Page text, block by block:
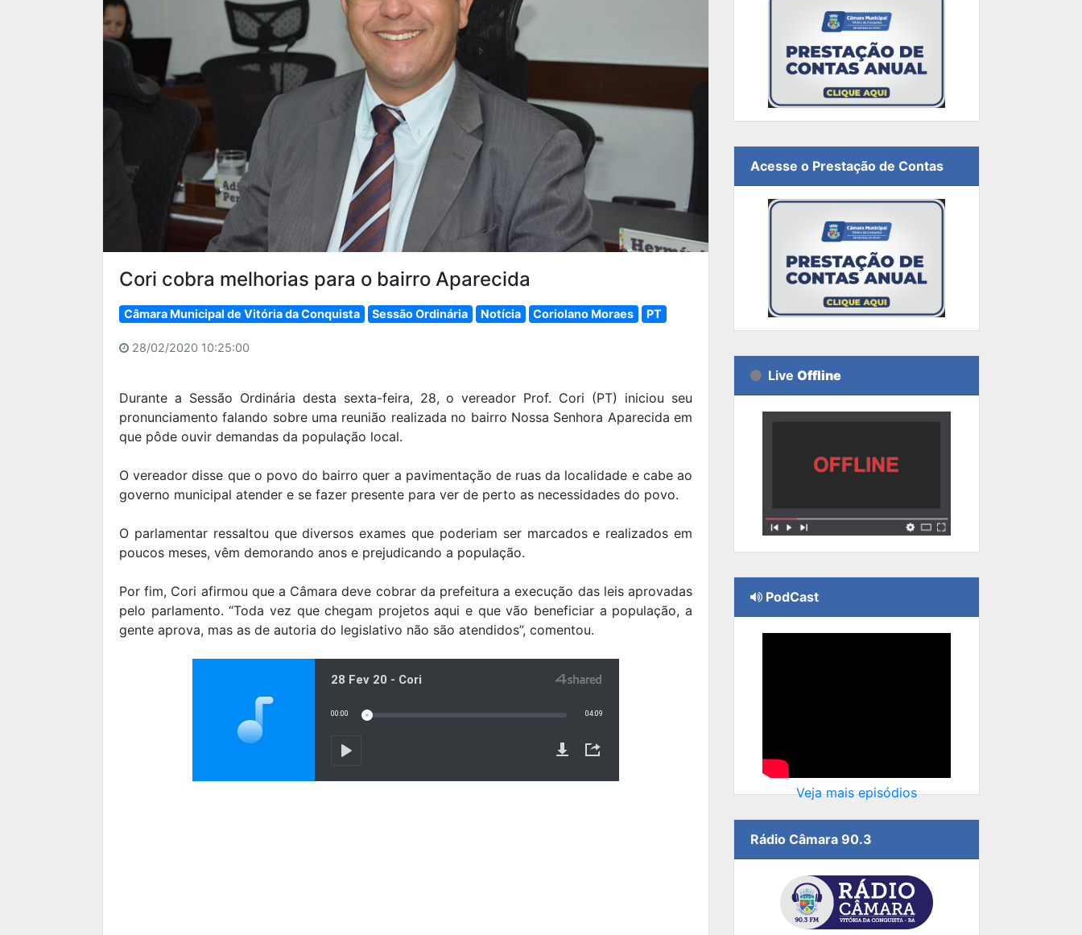
Cori cobra melhorias para o bairro Aparecida
Câmara Municipal de Vitória da Conquista Sessão Ordinária Notícia Coriolano Moraes PT
28/02/2020 10:25:00
Durante a Sessão Ordinária desta sexta-feira, 28, o vereador Prof. Cori (PT) iniciou seu
pronunciamento falando sobre uma reunião realizada no bairro Nossa Senhora Aparecida em
que pôde ouvir demandas da população local.
O vereador disse que o povo do bairro quer a pavimentação de ruas da localidade e cabe ao
governo municipal atender e se fazer presente para ver de perto as necessidades do povo.
O parlamentar ressaltou que diversos exames que poderiam ser marcados e realizados em
poucos meses, vêm demorando anos e prejudicando a população.
Por fim, Cori afirmou que a Câmara deve cobrar da prefeitura a execução das leis aprovadas
pelo parlamento. “Toda vez que chegam projetos aqui e que vão beneficiar a população, a
gente aprova, mas as de autoria do legislativo não são atendidos”, comentou.
Acesse o Prestação de Contas
Live Offline
PodCast
Veja mais episódios
Rádio Câmara 90.3